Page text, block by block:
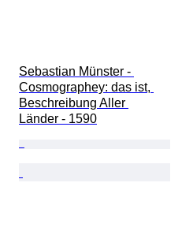
Sebastian Münster -
Cosmographey: das ist,
Beschreibung Aller
Länder - 1590